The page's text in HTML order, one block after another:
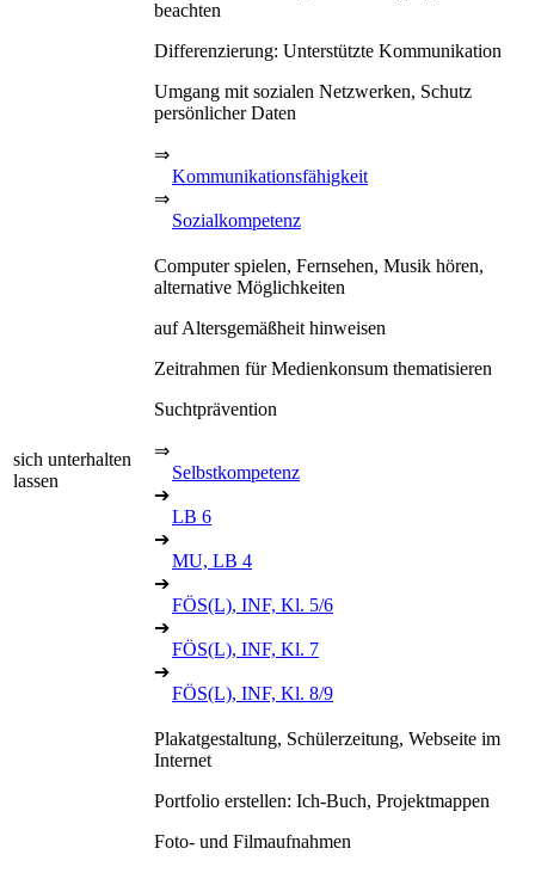
beachten
Differenzierung: Unterstützte Kommunikation
Umgang mit sozialen Netzwerken, Schutz
persönlicher Daten
⇒
Kommunikationsfähigkeit
⇒
Sozialkompetenz
sich unterhalten
lassen
Computer spielen, Fernsehen, Musik hören,
alternative Möglichkeiten
auf Altersgemäßheit hinweisen
Zeitrahmen für Medienkonsum thematisieren
Suchtprävention
⇒
Selbstkompetenz
➔
LB 6
➔
MU, LB 4
➔
FÖS(L), INF, Kl. 5/6
➔
FÖS(L), INF, Kl. 7
➔
FÖS(L), INF, Kl. 8/9
Plakatgestaltung, Schülerzeitung, Webseite im
Internet
Portfolio erstellen: Ich-Buch, Projektmappen
Foto- und Filmaufnahmen